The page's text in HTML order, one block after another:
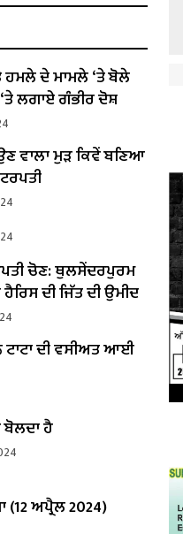
ਹਮਲੇ ਦੇ ਮਾਮਲੇ ‘ਤੇ ਬੋਲੇ
‘ਤੇ ਲਗਾਏ ਗੰਭੀਰ ਦੋਸ਼
ਵਾਲਾ ਮੁੜ ਕਿਵੇਂ ਬਣਿਆ
ਚੋਣ: ਥੁਲਸੇਂਦਰਪੁਰਮ
ਦੀ ਜਿੱਤ ਦੀ ਉਮੀਦ
ਦੀ ਵਸੀਅਤ ਆਈ
ਹੈ
ਅਪ੍ਰੈਲ 2024)